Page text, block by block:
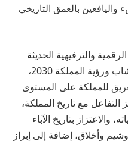
بالعمق التاريخي
والترفيهية الحديثة
التي تتناسب مع توجهات الجيل الشاب ورؤية المملكة 2030،
للمملكة على المستوى
التفاعل مع تاريخ المملكة،
بتاريخ الآباء
وأخلاق، إضافة إلى إبراز